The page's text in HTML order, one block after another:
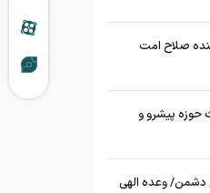
صلاح امت
حوزه پیشرو و
دشمن/ وعده الهی